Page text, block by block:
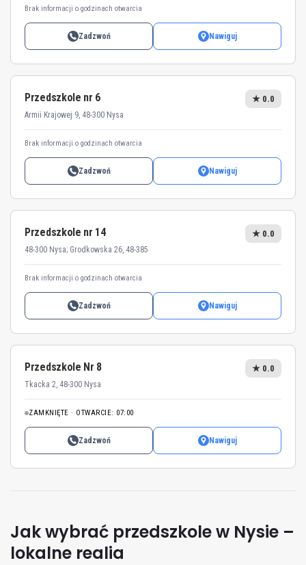
Brak informacji o godzinach otwarcia
Zadzwoń Nawiguj
Przedszkole nr 6
Armii Krajowej 9, 48-300 Nysa
★ 0.0
Brak informacji o godzinach otwarcia
Zadzwoń Nawiguj
Przedszkole nr 14
48-300 Nysa; Grodkowska 26, 48-385
★ 0.0
Brak informacji o godzinach otwarcia
Zadzwoń Nawiguj
Przedszkole Nr 8
Tkacka 2, 48-300 Nysa
★ 0.0
ZAMKNIĘTE · OTWARCIE: 07:00
Zadzwoń Nawiguj
Jak wybrać przedszkole w Nysie –
lokalne realia